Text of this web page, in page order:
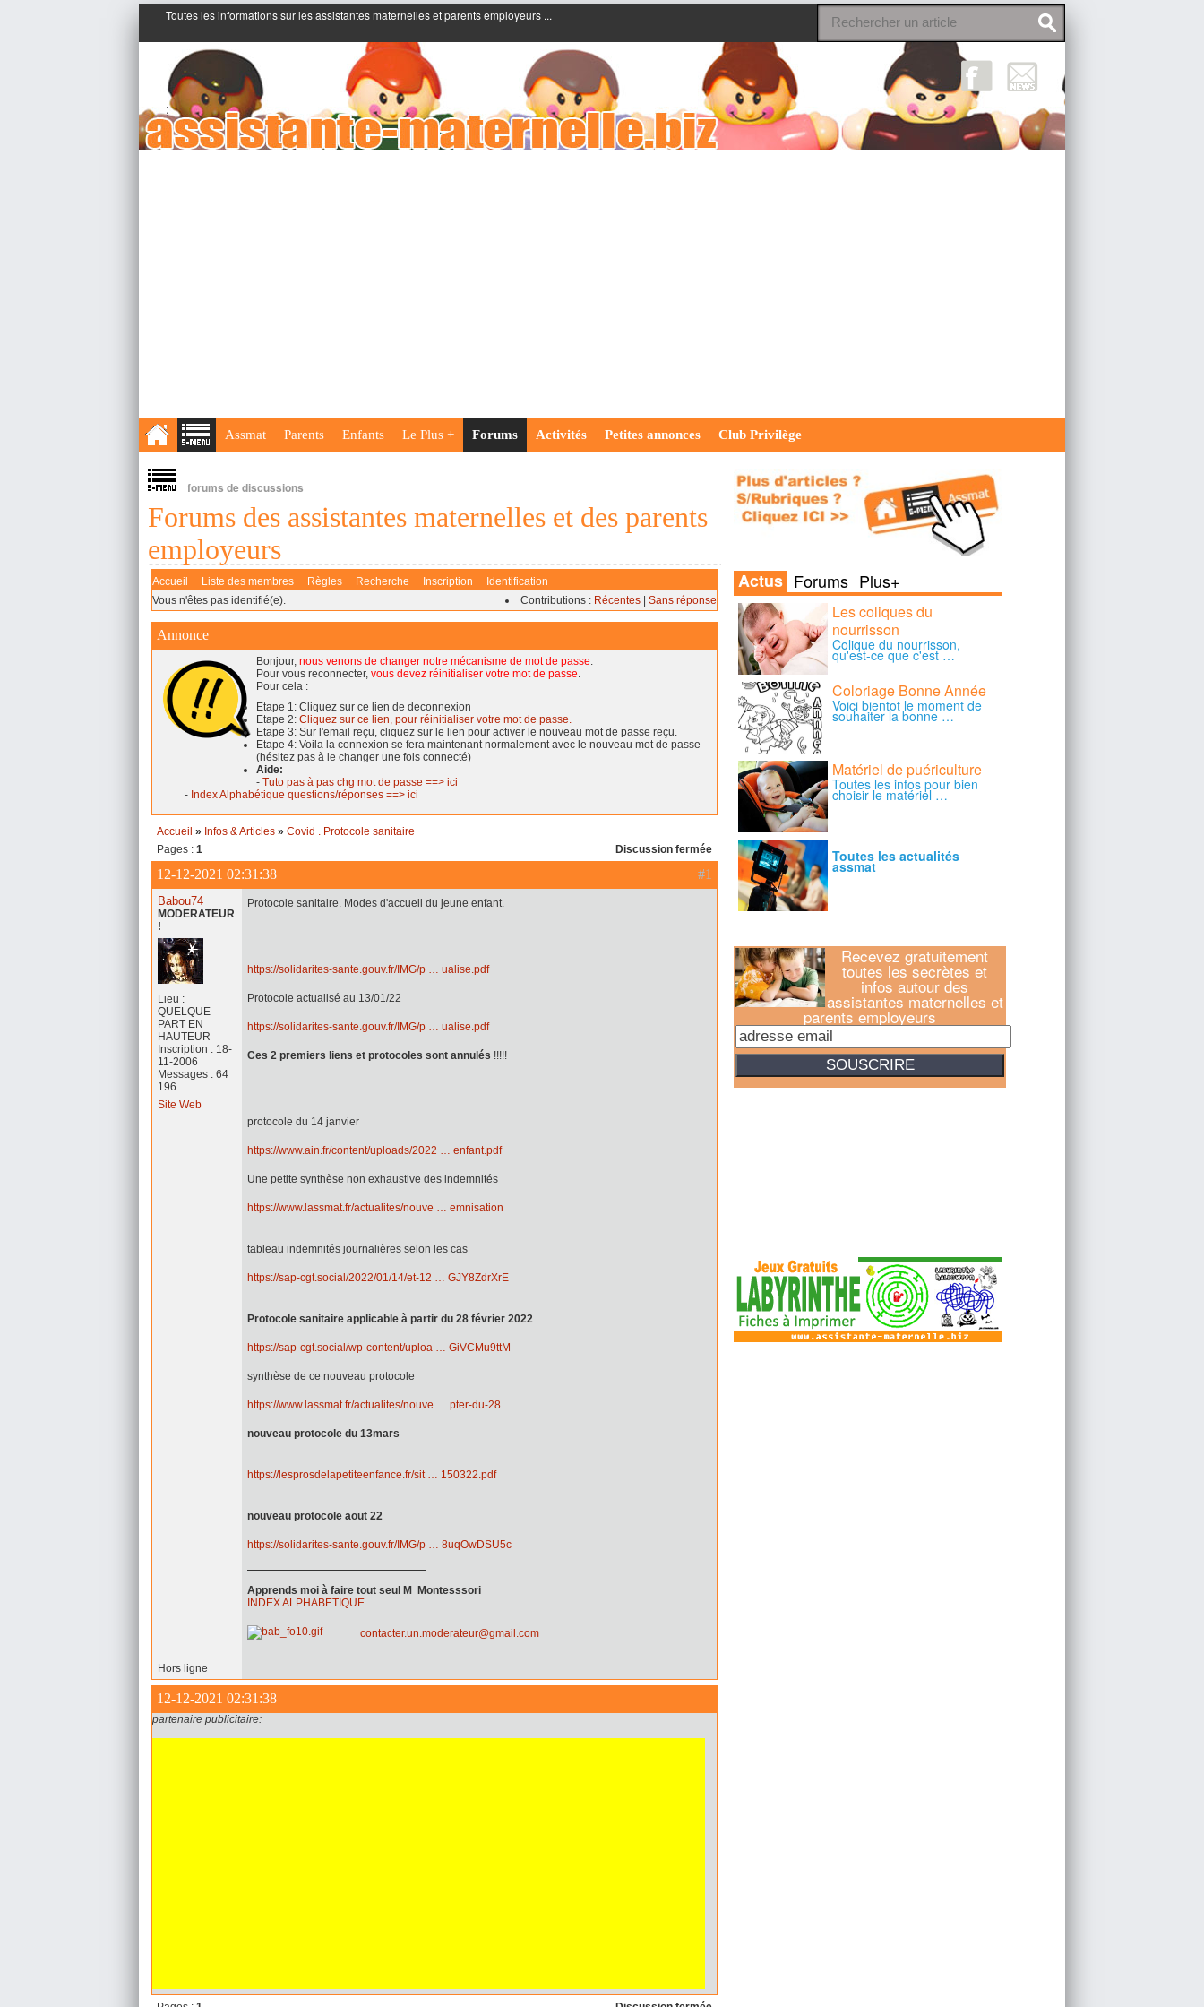
Toutes les informations sur les assistantes maternelles et parents employeurs ...
;
Assmat Parents Enfants Le Plus + Forums Activités Petites annonces Club Privilège
forums de discussions
Forums des assistantes maternelles et des parents
employeurs
Accueil Liste des membres Règles Recherche Inscription
Identification
Vous n'êtes pas identifié(e).
Contributions : Récentes Sans réponse
Annonce
Bonjour, nous venons de changer notre mécanisme de mot de passe.
Pour vous reconnecter, vous devez réinitialiser votre mot de passe.
Pour cela :
Etape 1: Cliquez sur ce lien de deconnexion
Etape 2: Cliquez sur ce lien, pour réinitialiser votre mot de passe.
Etape 3: Sur l'email reçu, cliquez sur le lien pour activer le nouveau mot de passe reçu.
Etape 4: Voila la connexion se fera maintenant normalement avec le nouveau mot de passe
(hésitez pas à le changer une fois connecté)
Aide:
- Tuto pas à pas chg mot de passe ==> ici
- Index Alphabétique questions/réponses ==> ici
Accueil » Infos & Articles » Covid . Protocole sanitaire
Pages : 1 Discussion fermée
#1
12-12-2021 02:31:38
Babou74
MODERATEUR
!
Lieu :
QUELQUE
PART EN
HAUTEUR
Inscription : 18-
11-2006
Messages : 64
196
Site Web
Protocole sanitaire. Modes d'accueil du jeune enfant.
https://solidarites-sante.gouv.fr/IMG/p … ualise.pdf
Protocole actualisé au 13/01/22
https://solidarites-sante.gouv.fr/IMG/p … ualise.pdf
Ces 2 premiers liens et protocoles sont annulés !!!!!
protocole du 14 janvier
https://www.ain.fr/content/uploads/2022 … enfant.pdf
Une petite synthèse non exhaustive des indemnités
https://www.lassmat.fr/actualites/nouve … emnisation
tableau indemnités journalières selon les cas
https://sap-cgt.social/2022/01/14/et-12 … GJY8ZdrXrE
Protocole sanitaire applicable à partir du 28 février 2022
https://sap-cgt.social/wp-content/uploa … GiVCMu9ttM
synthèse de ce nouveau protocole
https://www.lassmat.fr/actualites/nouve … pter-du-28
nouveau protocole du 13mars
https://lesprosdelapetiteenfance.fr/sit … 150322.pdf
nouveau protocole aout 22
https://solidarites-sante.gouv.fr/IMG/p … 8uqOwDSU5c
Apprends moi à faire tout seul M Montesssori
INDEX ALPHABETIQUE
contacter.un.moderateur@gmail.com
Hors ligne
12-12-2021 02:31:38
partenaire publicitaire:
Recevez gratuitement
toutes les secrètes et
infos autour des
assistantes maternelles et
parents employeurs